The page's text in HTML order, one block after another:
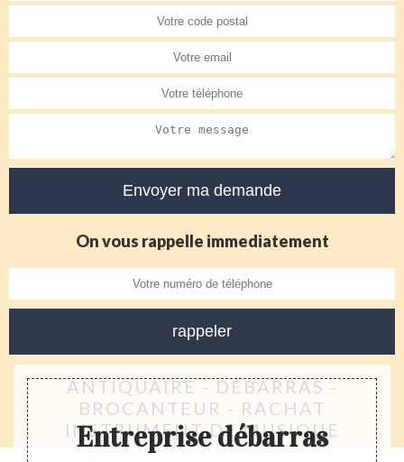
On vous rappelle immediatement
ANTIQUAIRE - DÉBARRAS -
BROCANTEUR - RACHAT
INSTRUMENT DE MUSIQUE
Entreprise débarras